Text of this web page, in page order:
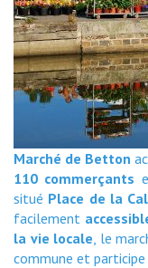
Marché de Betton
110 commerçants
situé Place de la
facilement
la vie locale , le
commune et participe